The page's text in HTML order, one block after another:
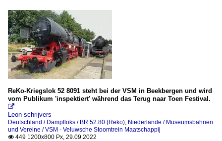
ReKo-Kriegslok 52 8091 steht bei der VSM in Beekbergen und wird
vom Publikum 'inspektiert' während das Terug naar Toen Festival.

Leon schrijvers
Deutschland / Dampfloks / BR 52.80 (Reko), Niederlande / Museumsbahnen
und Vereine / VSM - Veluwsche Stoomtrein Maatschappij
 449 1200x800 Px, 29.09.2022